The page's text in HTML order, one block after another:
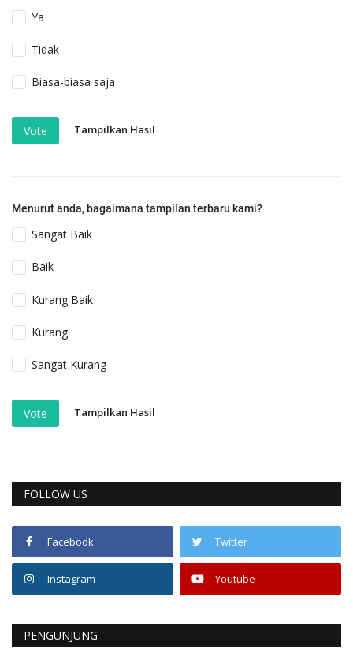
Ya
Tidak
Biasa-biasa saja
Vote Tampilkan Hasil
Menurut anda, bagaimana tampilan terbaru kami?
Sangat Baik
Baik
Kurang Baik
Kurang
Sangat Kurang
Vote Tampilkan Hasil
FOLLOW US
Facebook Twitter
Instagram Youtube
PENGUNJUNG